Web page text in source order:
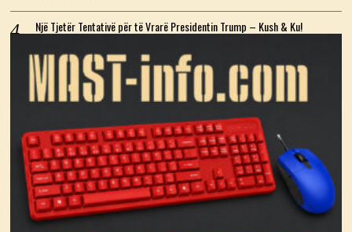
Një Tjetër Tentativë për të Vrarë Presidentin Trump – Kush & Ku!